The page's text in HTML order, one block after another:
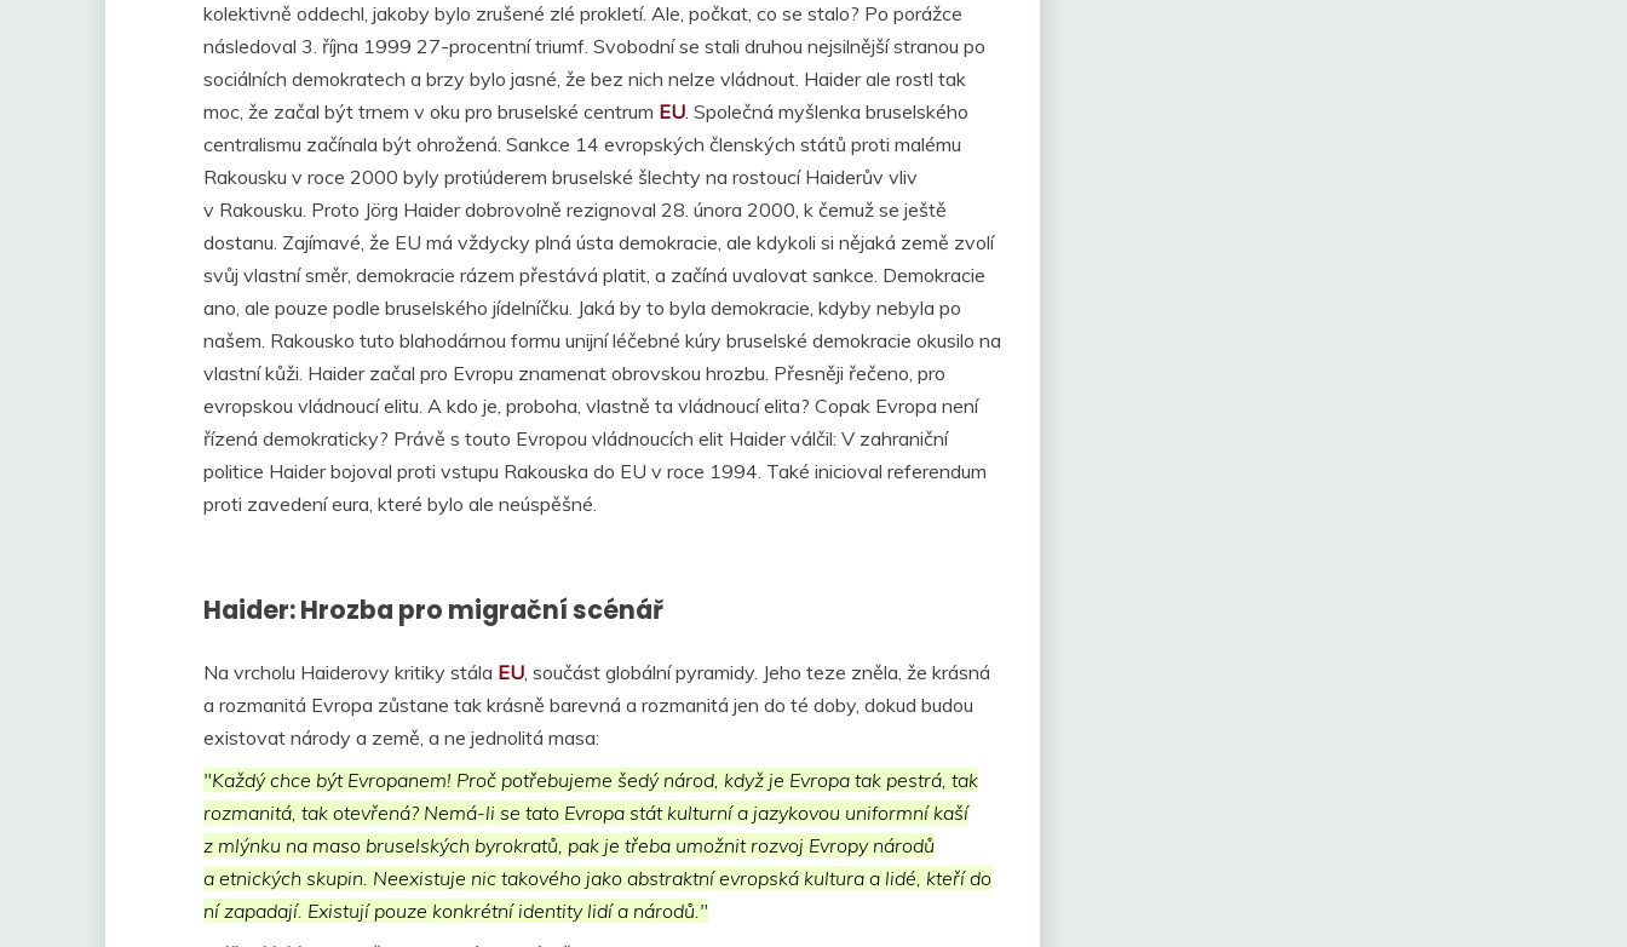
kolektivně oddechl, jakoby bylo zrušené zlé prokletí. Ale, počkat, co se stalo? Po porážce
následoval 3. října 1999 27-procentní triumf. Svobodní se stali druhou nejsilnější stranou po
sociálních demokratech a brzy bylo jasné, že bez nich nelze vládnout. Haider ale rostl tak
moc, že začal být trnem v oku pro bruselské centrum EU. Společná myšlenka bruselského
centralismu začínala být ohrožená. Sankce 14 evropských členských států proti malému
Rakousku v roce 2000 byly protiúderem bruselské šlechty na rostoucí Haiderův vliv
v Rakousku. Proto Jörg Haider dobrovolně rezignoval 28. února 2000, k čemuž se ještě
dostanu. Zajímavé, že EU má vždycky plná ústa demokracie, ale kdykoli si nějaká země zvolí
svůj vlastní směr, demokracie rázem přestává platit, a začíná uvalovat sankce. Demokracie
ano, ale pouze podle bruselského jídelníčku. Jaká by to byla demokracie, kdyby nebyla po
našem. Rakousko tuto blahodárnou formu unijní léčebné kúry bruselské demokracie okusilo na
vlastní kůži. Haider začal pro Evropu znamenat obrovskou hrozbu. Přesněji řečeno, pro
evropskou vládnoucí elitu. A kdo je, proboha, vlastně ta vládnoucí elita? Copak Evropa není
řízená demokraticky? Právě s touto Evropou vládnoucích elit Haider válčil: V zahraniční
politice Haider bojoval proti vstupu Rakouska do EU v roce 1994. Také inicioval referendum
proti zavedení eura, které bylo ale neúspěšné.
Haider: Hrozba pro migrační scénář
Na vrcholu Haiderovy kritiky stála EU , součást globální pyramidy. Jeho teze zněla, že krásná
a rozmanitá Evropa zůstane tak krásně barevná a rozmanitá jen do té doby, dokud budou
existovat národy a země, a ne jednolitá masa:
"Každý chce být Evropanem! Proč potřebujeme šedý národ, když je Evropa tak pestrá, tak
rozmanitá, tak otevřená? Nemá-li se tato Evropa stát kulturní a jazykovou uniformní kaší
z mlýnku na maso bruselských byrokratů, pak je třeba umožnit rozvoj Evropy národů
a etnických skupin. Neexistuje nic takového jako abstraktní evropská kultura a lidé, kteří do
ní zapadají. Existují pouze konkrétní identity lidí a národů."